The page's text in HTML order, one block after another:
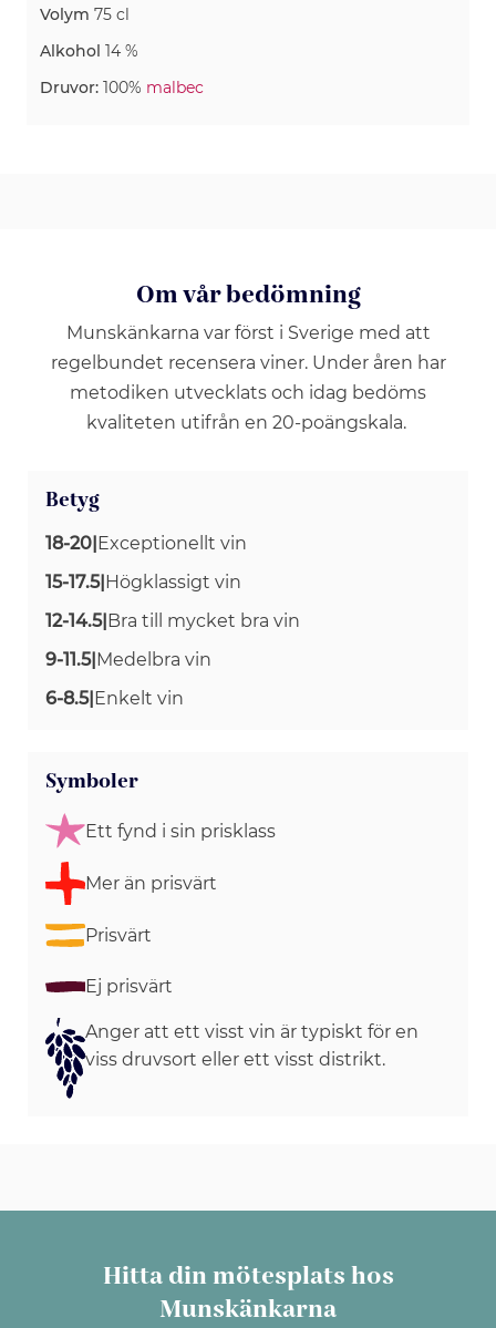
Volym 75 cl
Alkohol 14 %
Druvor: 100% malbec
Om vår bedömning
Munskänkarna var först i Sverige med att
regelbundet recensera viner. Under åren har
metodiken utvecklats och idag bedöms
kvaliteten utifrån en 20-poängskala.
Betyg
18-20|Exceptionellt vin
15-17.5|Högklassigt vin
12-14.5|Bra till mycket bra vin
9-11.5|Medelbra vin
6-8.5|Enkelt vin
Symboler
Ett fynd i sin prisklass
Mer än prisvärt
Prisvärt
Ej prisvärt
Anger att ett visst vin är typiskt för en
viss druvsort eller ett visst distrikt.
Hitta din mötesplats hos
Munskänkarna